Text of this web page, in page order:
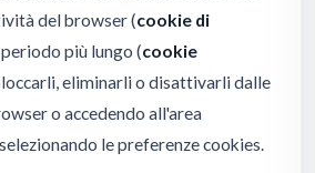
del browser (cookie di
periodo più lungo (cookie
eliminarli o disattivarli dalle
o accedendo all'area
le preferenze cookies.